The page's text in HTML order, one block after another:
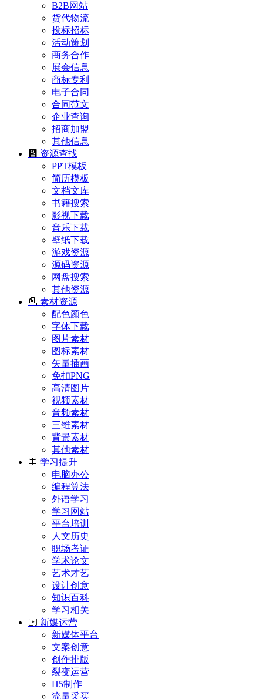
B2B网站
货代物流
投标招标
活动策划
商务合作
展会信息
商标专利
电子合同
合同范文
企业查询
招商加盟
其他信息
资源查找
PPT模板
简历模板
文档文库
书籍搜索
影视下载
音乐下载
壁纸下载
游戏资源
源码资源
网盘搜索
其他资源
素材资源
配色颜色
字体下载
图片素材
图标素材
矢量插画
免扣PNG
高清图片
视频素材
音频素材
三维素材
背景素材
其他素材
学习提升
电脑办公
编程算法
外语学习
学习网站
平台培训
人文历史
职场考证
学术论文
艺术才艺
设计创意
知识百科
学习相关
新媒运营
新媒体平台
文案创意
创作排版
裂变运营
H5制作
流量采买